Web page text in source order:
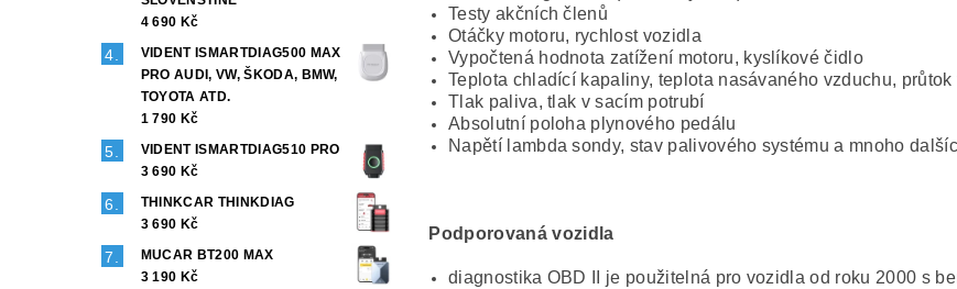
4 690 Kč
VIDENT ISMARTDIAG500 MAX
PRO AUDI, VW, ŠKODA, BMW,
TOYOTA ATD.
1 790 Kč
VIDENT ISMARTDIAG510 PRO
3 690 Kč
THINKCAR THINKDIAG
3 690 Kč
MUCAR BT200 MAX
3 190 Kč
Testy akčních členů
Otáčky motoru, rychlost vozidla
Vypočtená hodnota zatížení motoru, kyslíkové čidlo
Teplota chladící kapaliny, teplota nasávaného vzduchu, průtok
Tlak paliva, tlak v sacím potrubí
Absolutní poloha plynového pedálu
Napětí lambda sondy, stav palivového systému a mnoho
Podporovaná vozidla
diagnostika OBD II je použitelná pro vozidla od roku 2000 s